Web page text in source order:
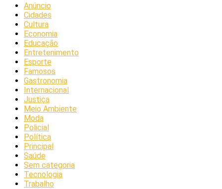
Anúncio
Cidades
Cultura
Economia
Educação
Entretenimento
Esporte
Famosos
Gastronomia
Internacional
Justiça
Meio Ambiente
Moda
Policial
Política
Principal
Saúde
Sem categoria
Tecnologia
Trabalho